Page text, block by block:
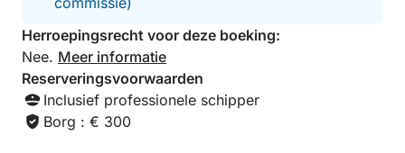
Herroepingsrecht voor deze boeking:
Nee. Meer informatie
Reserveringsvoorwaarden
Inclusief professionele schipper
Borg : € 300